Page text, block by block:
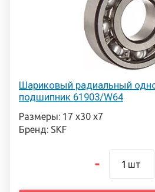
Шариковый радиальный
подшипник 61903/W64
Размеры: 17 х30 х7
Бренд: SKF
шт